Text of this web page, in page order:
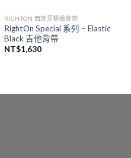
RIGHTON 西班牙精緻背帶
RightOn Special 系列 – Elastic
Black 吉他背帶
NT$1,630